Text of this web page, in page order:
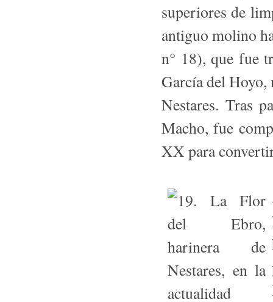
superiores de
antiguo molino
n° 18), que fue
García del Hoyo,
Nestares. Tras
Macho, fue
XX para